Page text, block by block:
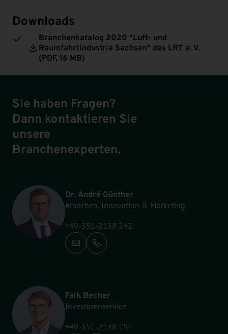
Downloads
Branchenkatalog 2020 "Luft- und
Raumfahrtindustrie Sachsen" des LRT e. V.
(PDF, 16 MB)
Sie haben Fragen?
Dann kontaktieren Sie
unsere
Branchenexperten.
Dr. André Günther
Branchen, Innovation & Marketing
+49-351-2138 242
Anrufen: +49-351-2138 242
Falk Becher
Investorenservice
+49-351-2138 151